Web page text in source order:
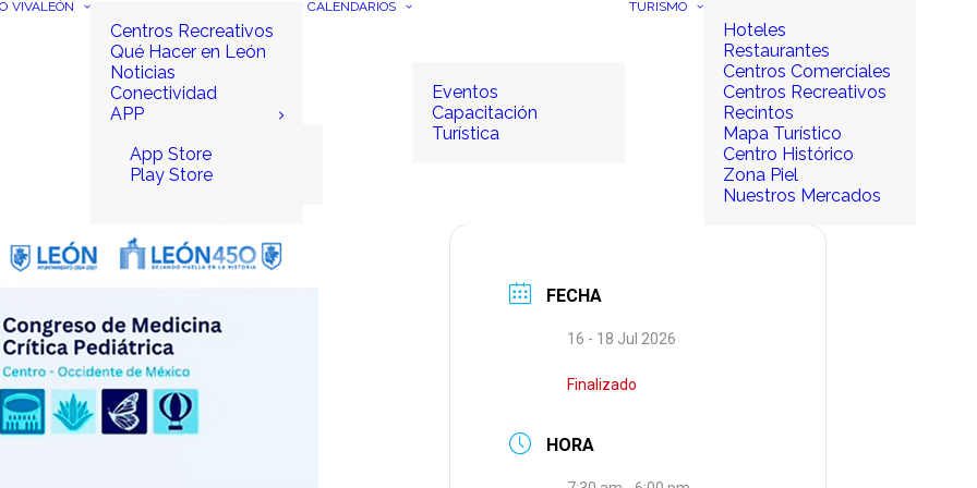
VIVALEÓN
Centros Recreativos
Qué Hacer en León
Noticias
Conectividad
APP
App Store
Play Store
CALENDARIOS
Eventos
Capacitación
Turística
TURISMO
Hoteles
Restaurantes
Centros Comerciales
Centros Recreativos
Recintos
Mapa Turístico
Centro Histórico
Zona Piel
Nuestros Mercados
FECHA
16 - 18 Jul 2026
Finalizado
HORA